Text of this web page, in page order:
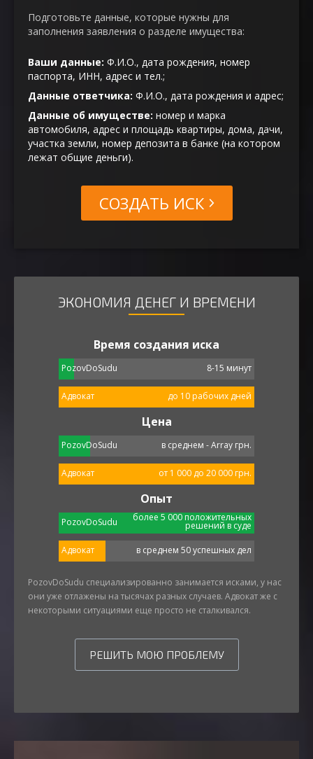
Подготовьте данные, которые нужны для
заполнения заявления о разделе имущества:
Ваши данные: Ф.И.О., дата рождения, номер
паспорта, ИНН, адрес и тел.;
Данные ответчика: Ф.И.О., дата рождения и адрес;
Данные об имуществе: номер и марка
автомобиля, адрес и площадь квартиры, дома, дачи,
участка земли, номер депозита в банке (на котором
лежат общие деньги).
СОЗДАТЬ ИСК
ЭКОНОМИЯ ДЕНЕГ И ВРЕМЕНИ
Время создания иска
PozovDoSudu 8-15 минут
Адвокат до 10 рабочих дней
Цена
PozovDoSudu в среднем - Array грн.
Адвокат от 1 000 до 20 000 грн.
Опыт
PozovDoSudu более 5 000 положительных
решений в суде
Адвокат в среднем 50 успешных дел
PozovDoSudu специализированно занимается исками, у нас
они уже отлажены на тысячах разных случаев. Адвокат же с
некоторыми ситуациями еще просто не сталкивался.
РЕШИТЬ МОЮ ПРОБЛЕМУ